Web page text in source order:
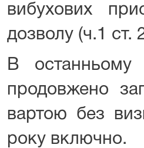
вибухових
дозволу (ч.1 ст.
В останньому
продовжено
вартою без
року включно.